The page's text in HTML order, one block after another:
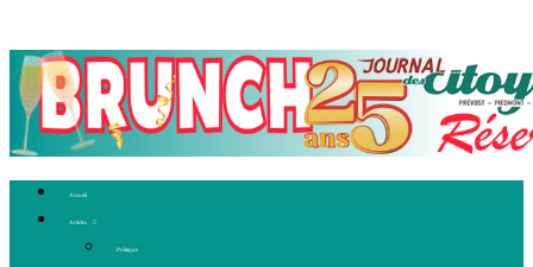
Accueil
Articles
Politique